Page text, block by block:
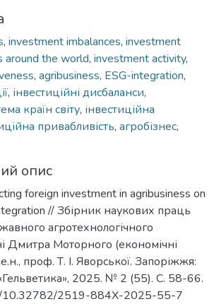
, investment imbalances, investment
around the world, investment activity,
, agribusiness, ESG-integration,
, інвестиційні дисбаланси,
країн світу, інвестиційна
привабливість, агробізнес,
опис
foreign investment in agribusiness on
// Збірник наукових праць
агротехнологічного
Дмитра Моторного (економічні
проф. Т. І. Яворської. Запоріжжя:
2025. № 2 (55). С. 58-66.
10.32782/2519-884X-2025-55-7